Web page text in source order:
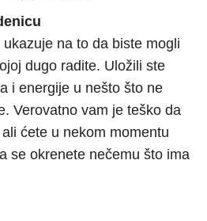
na to da biste mogli
dugo radite. Uložili ste
i energije u nešto što ne
Verovatno vam je teško da
ćete u nekom momentu
se okrenete nečemu što ima